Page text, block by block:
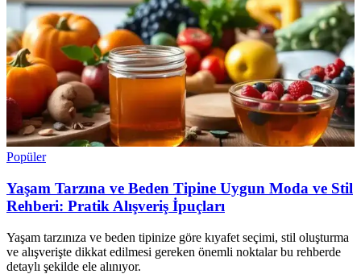
Popüler
Yaşam Tarzına ve Beden Tipine Uygun Moda ve Stil
Rehberi: Pratik Alışveriş İpuçları
Yaşam tarzınıza ve beden tipinize göre kıyafet seçimi, stil oluşturma
ve alışverişte dikkat edilmesi gereken önemli noktalar bu rehberde
detaylı şekilde ele alınıyor.